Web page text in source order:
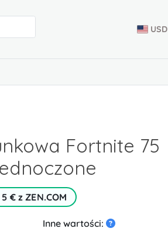
USD
Fortnite 75
€ z ZEN.COM
Inne wartości: